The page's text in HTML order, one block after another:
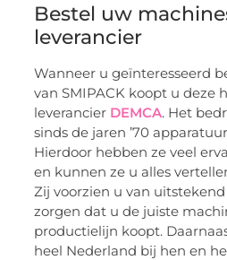
Bestel uw
leverancier
Wanneer u geïnteresseerd
van SMIPACK koopt u deze
leverancier DEMCA. Het
sinds de jaren ’70
Hierdoor hebben ze veel
en kunnen ze u alles
Zij voorzien u van
zorgen dat u de juiste
productielijn koopt.
heel Nederland bij hen en